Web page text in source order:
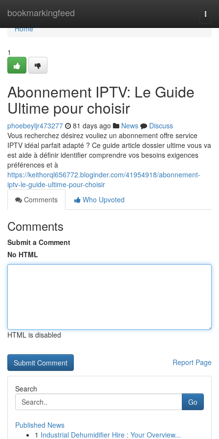
bookmarkingfeed
Home
Home
1
Abonnement IPTV: Le Guide
Ultime pour choisir
phoebeyljr473277 81 days ago News
Discuss
Vous recherchez désirez vouliez un abonnement offre service
IPTV idéal parfait adapté ? Ce guide article dossier ultime vous va
est aide à définir identifier comprendre vos besoins exigences
préférences et à
https://keithorql656772.bloginder.com/41954918/abonnement-
iptv-le-guide-ultime-pour-choisir
Comments
Who Upvoted
Comments
Submit a Comment
No HTML
HTML is disabled
Report Page
Search
Go
Published News
1 Industrial Dehumidifier Hire : Your Overview...